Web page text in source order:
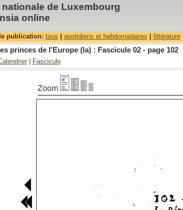
de Luxembourg
online
publication: tous quotidiens et hebdomadaires littérature|
princes de l'Europe (la) : Fascicule 02 - page 102
| Fascicule
Zoom